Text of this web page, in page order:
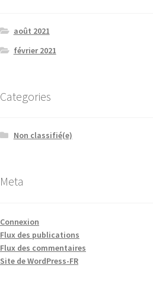
août 2021
février 2021
Categories
Non classifié(e)
Meta
Connexion
Flux des publications
Flux des commentaires
Site de WordPress-FR